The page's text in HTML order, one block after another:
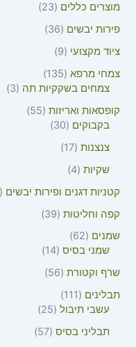
מוצרים כללים
23
פירות יבשים
36
ציוד מקצועי
9
צמחי מרפא 135
צמחים בשקקיות תה
3
קופסאות ואריזות 55
בקבוקים
30
צנצנות 17
שקיות 4
קטניות דגנים ופירות יבשים
קפה וחליטות 39
שמנים
62
שמני בסיס 14
שרף וקטורת 56
תבלינים
111
עשבי תיבול 25
תבליני בסיס 57